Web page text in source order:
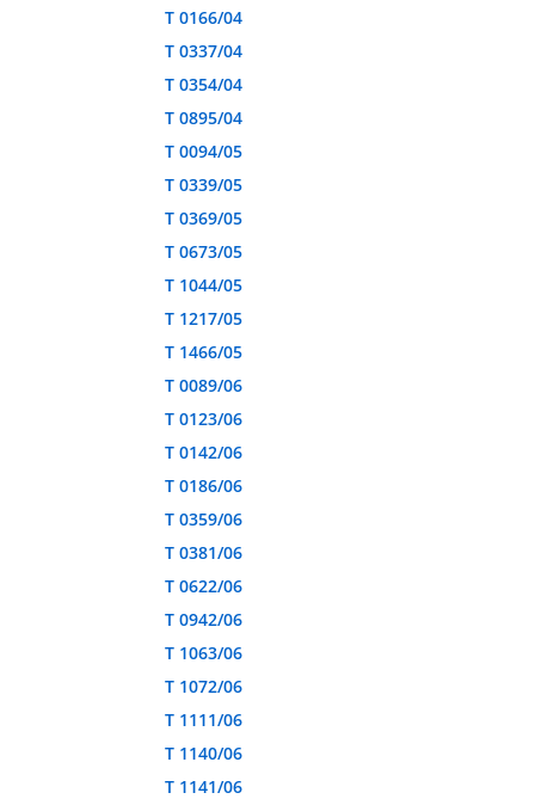
T 0166/04
T 0337/04
T 0354/04
T 0895/04
T 0094/05
T 0339/05
T 0369/05
T 0673/05
T 1044/05
T 1217/05
T 1466/05
T 0089/06
T 0123/06
T 0142/06
T 0186/06
T 0359/06
T 0381/06
T 0622/06
T 0942/06
T 1063/06
T 1072/06
T 1111/06
T 1140/06
T 1141/06